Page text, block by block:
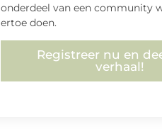
onderdeel van een community
ertoe doen.
Registreer nu en
verhaal!